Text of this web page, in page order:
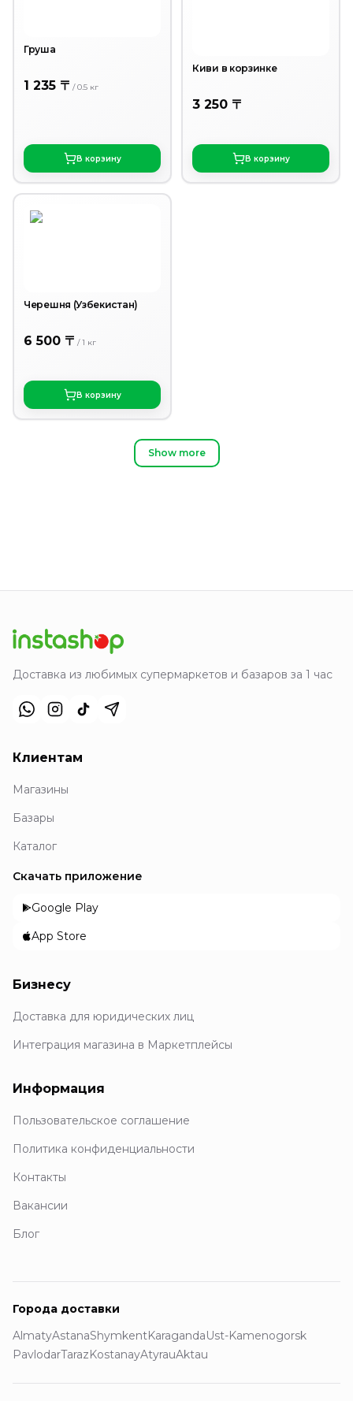
Груша
1 235 〒 /0.5 кг
В корзину
Киви в корзинке
3 250 〒
В корзину
Черешня (Узбекистан)
6 500 〒 /1 кг
В корзину
Show more
Доставка из любимых супермаркетов и базаров за 1 час
Клиентам
Магазины
Базары
Каталог
Скачать приложение
Google Play
App Store
Бизнесу
Доставка для юридических лиц
Интеграция магазина в Маркетплейсы
Информация
Пользовательское соглашение
Политика конфиденциальности
Контакты
Вакансии
Блог
Города доставки
AlmatyAstanaShymkentKaragandaUst-Kamenogorsk
PavlodarTarazKostanayAtyrauAktau